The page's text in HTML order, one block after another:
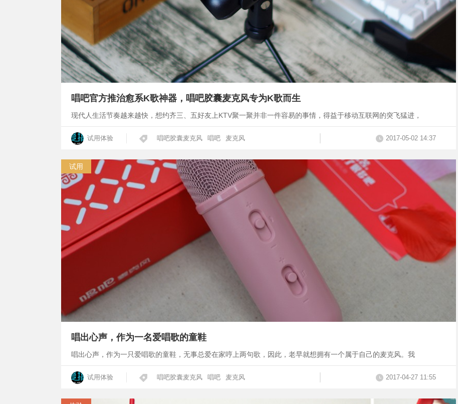
唱吧官方推治愈系K歌神器，唱吧胶囊麦克风专为K歌而生
现代人生活节奏越来越快，想约齐三、五好友上KTV聚一聚并非一件容易的事情，得益于移动互联网的突飞猛进，
试用体验 唱吧胶囊麦克风 唱吧 麦克风 2017-05-02 14:37
试用
唱出心声，作为一名爱唱歌的童鞋
唱出心声，作为一只爱唱歌的童鞋，无事总爱在家哼上两句歌，因此，老早就想拥有一个属于自己的麦克风。我
试用体验 唱吧胶囊麦克风 唱吧 麦克风 2017-04-27 11:55